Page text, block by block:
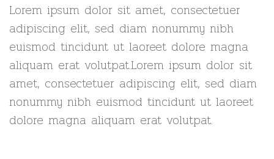
Lorem ipsum dolor sit amet, consectetuer
adipiscing elit, sed diam nonummy nibh
euismod tincidunt ut laoreet dolore magna
aliquam erat volutpat.Lorem ipsum dolor sit
amet, consectetuer adipiscing elit, sed diam
nonummy nibh euismod tincidunt ut laoreet
dolore magna aliquam erat volutpat.